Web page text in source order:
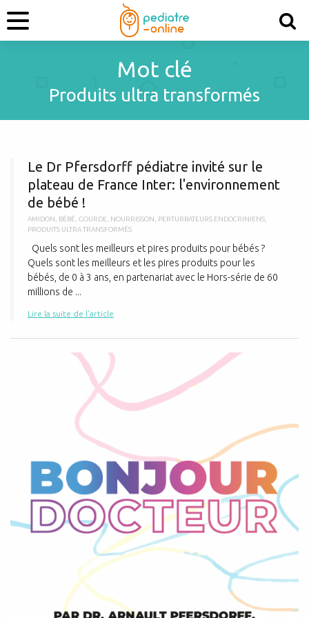
Mot clé
Produits ultra transformés
Le Dr Pfersdorff pédiatre invité sur le
plateau de France Inter: l'environnement
de bébé !
AMIDON BÉBÉ GOURDE NOURRISSON PERTURBATEURS ENDOCRINIENS
PRODUITS ULTRA TRANSFORMÉS
Quels sont les meilleurs et pires produits pour bébés ?
Quels sont les meilleurs et les pires produits pour les
bébés, de 0 à 3 ans, en partenariat avec le Hors-série de 60
millions de ...
Lire la suite de l'article